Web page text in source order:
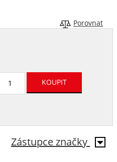
Porovnat
Zástupce značky